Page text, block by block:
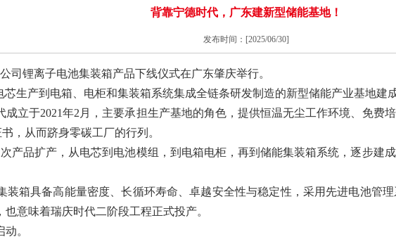
背靠宁德时代，广东建新型储能基地！
发布时间：[2025/06/30]
司锂离子电池集装箱产品下线仪式在广东肇庆举行。
生产到电箱、电柜和集装箱系统集成全链条研发制造的新型储能产业基地建成
立于2021年2月，主要承担生产基地的角色，提供恒温无尘工作环境、免费
，从而跻身零碳工厂的行列。
产品扩产，从电芯到电池模组，到电箱电柜，再到储能集装箱系统，逐步建
装箱具备高能量密度、长循环寿命、卓越安全性与稳定性，采用先进电池管
意味着瑞庆时代二阶段工程正式投产。
。